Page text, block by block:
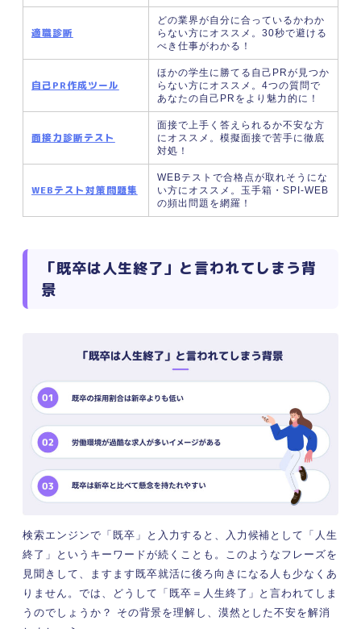
適職診断
どの業界が自分に合っているかわか
らない方にオススメ。30秒で避ける
べき仕事がわかる！
自己PR作成ツール
ほかの学生に勝てる自己PRが見つか
らない方にオススメ。4つの質問で
あなたの自己PRをより魅力的に！
面接力診断テスト
面接で上手く答えられるか不安な方
にオススメ。模擬面接で苦手に徹底
対処！
WEBテスト対策問題集
WEBテストで合格点が取れそうにな
い方にオススメ。玉手箱・SPI-WEB
の頻出問題を網羅！
「既卒は人生終了」と言われてしまう背
景
検索エンジンで「既卒」と入力すると、入力候補として「人生
終了」というキーワードが続くことも。このようなフレーズを
見聞きして、ますます既卒就活に後ろ向きになる人も少なくあ
りません。では、どうして「既卒＝人生終了」と言われてしま
うのでしょうか？ その背景を理解し、漠然とした不安を解消